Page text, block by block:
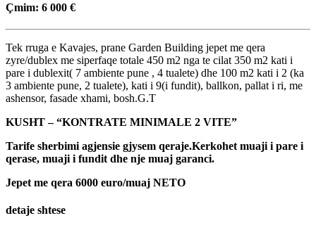
Çmim: 6 000 €
Tek rruga e Kavajes, prane Garden Building jepet me qera
zyre/dublex me siperfaqe totale 450 m2 nga te cilat 350 m2 kati i
pare i dublexit( 7 ambiente pune , 4 tualete) dhe 100 m2 kati i 2 (ka
3 ambiente pune, 2 tualete), kati i 9(i fundit), ballkon, pallat i ri, me
ashensor, fasade xhami, bosh.G.T
KUSHT – “KONTRATE MINIMALE 2 VITE”
Tarife sherbimi agjensie gjysem qeraje.Kerkohet muaji i pare i
qerase, muaji i fundit dhe nje muaj garanci.
Jepet me qera 6000 euro/muaj NETO
detaje shtese